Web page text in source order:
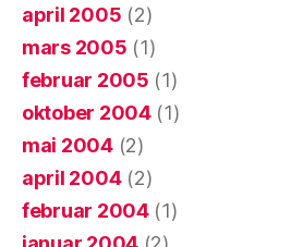
april 2005 (2)
mars 2005 (1)
februar 2005 (1)
oktober 2004(1)
mai 2004(2)
april 2004(2)
februar 2004(1)